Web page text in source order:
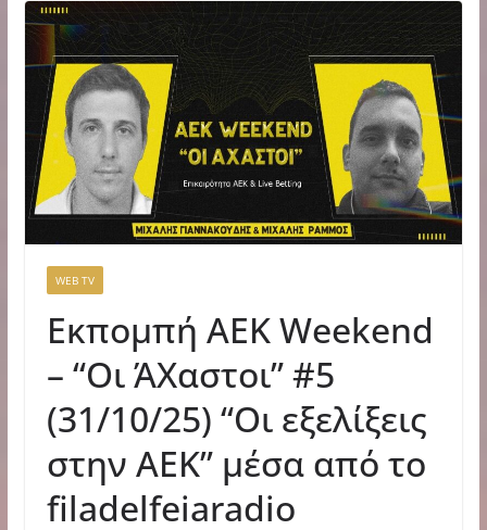
WEB TV
Εκπομπή ΑΕΚ Weekend
– “Οι ΆΧαστοι” #5
(31/10/25) “Οι εξελίξεις
στην ΑΕΚ” μέσα από το
filadelfeiaradio